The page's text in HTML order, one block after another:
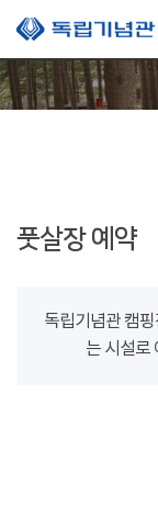
본문 바로가기
풋살장 예약
독립기념관 캠
는 시설로